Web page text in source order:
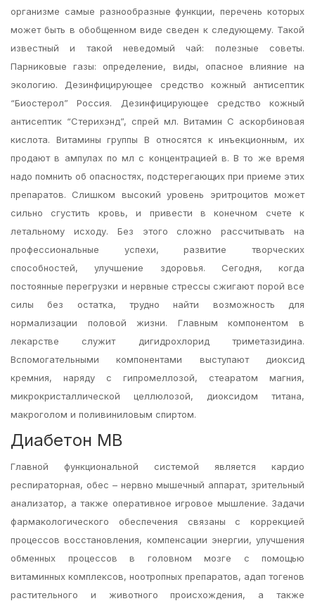
организме самые разнообразные функции, перечень которых
может быть в обобщенном виде сведен к следующему. Такой
известный и такой неведомый чай: полезные советы.
Парниковые газы: определение, виды, опасное влияние на
экологию. Дезинфицирующее средство кожный антисептик
“Биостерол” Россия. Дезинфицирующее средство кожный
антисептик “Стерихэнд”, спрей мл. Витамин С аскорбиновая
кислота. Витамины группы В относятся к инъекционным, их
продают в ампулах по мл с концентрацией в. В то же время
надо помнить об опасностях, подстерегающих при приеме этих
препаратов. Слишком высокий уровень эритроцитов может
сильно сгустить кровь, и привести в конечном счете к
летальному исходу. Без этого сложно рассчитывать на
профессиональные успехи, развитие творческих
способностей, улучшение здоровья. Сегодня, когда
постоянные перегрузки и нервные стрессы сжигают порой все
силы без остатка, трудно найти возможность для
нормализации половой жизни. Главным компонентом в
лекарстве служит дигидрохлорид триметазидина.
Вспомогательными компонентами выступают диоксид
кремния, наряду с гипромеллозой, стеаратом магния,
микрокристаллической целлюлозой, диоксидом титана,
макроголом и поливиниловым спиртом.
Диабетон МВ
Главной функциональной системой является кардио
респираторная, обес – нервно мышечный аппарат, зрительный
анализатор, а также оперативное игровое мышление. Задачи
фармакологического обеспечения связаны с коррекцией
процессов восстановления, компенсации энергии, улучшения
обменных процессов в головном мозге с помощью
витаминных комплексов, ноотропных препаратов, адап тогенов
растительного и животного происхождения, а также